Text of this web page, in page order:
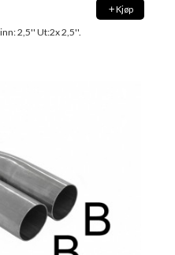
Kjøp
2,5'' Ut:2x 2,5''.